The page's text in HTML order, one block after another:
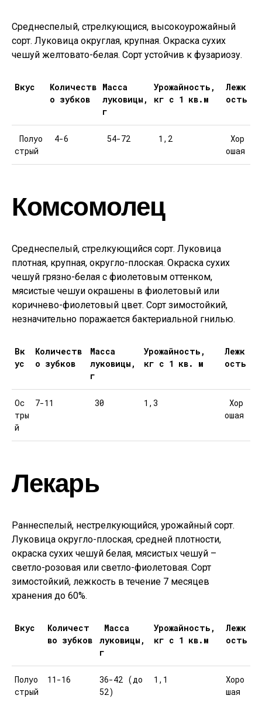
Среднеспелый, стрелкующися, высокоурожайный
сорт. Луковица округлая, крупная. Окраска сухих
чешуй желтовато-белая. Сорт устойчив к фузариозу.
Вкус
Количеств
о зубков
Масса
луковицы,
г
Урожайность,
кг с 1 кв.м
Лежк
ость
Полуо
стрый
4-6 54-72 1,2
Хор
ошая
Комсомолец
Среднеспелый, стрелкующийся сорт. Луковица
плотная, крупная, округло-плоская. Окраска сухих
чешуй грязно-белая с фиолетовым оттенком,
мясистые чешуи окрашены в фиолетовый или
коричнево-фиолетовый цвет. Сорт зимостойкий,
незначительно поражается бактериальной гнилью.
Вк
ус
Количеств
о зубков
Масса
луковицы,
г
Урожайность,
кг с 1 кв. м
Лежк
ость
Ос
тры
й
7-11 30 1,3
Хор
ошая
Лекарь
Раннеспелый, нестрелкующийся, урожайный сорт.
Луковица округло-плоская, средней плотности,
окраска сухих чешуй белая, мясистых чешуй –
светло-розовая или светло-фиолетовая. Сорт
зимостойкий, лежкость в течение 7 месяцев
хранения до 60%.
Вкус
Количест
во зубков
Масса
луковицы,
г
Урожайность,
кг с 1 кв.м
Лежк
ость
Полуо
стрый
11-16
36-42 (до
52)
1,1
Хоро
шая